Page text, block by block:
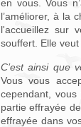
en vous. Vous
l’améliorer, à la
l'accueillez sur
souffert. Elle
C’est ainsi que
Vous vous
cependant,
partie effrayée
effrayée dans